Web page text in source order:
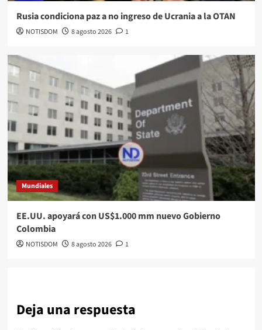
Rusia condiciona paz a no ingreso de Ucrania a la OTAN
NOTISDOM 8 agosto 2026 1
Mundiales
EE.UU. apoyará con US$1.000 mm nuevo Gobierno
Colombia
NOTISDOM 8 agosto 2026 1
Deja una respuesta